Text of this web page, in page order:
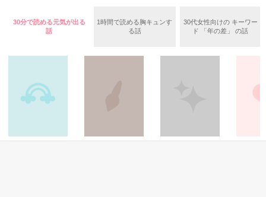
透き通るほど白い肌と華奢の手足
ギル・レイヴン公爵
サラサラとした綺麗な黒髪に綺麗な青色の瞳
表では甘いマスクを被る彼の裏は……
２０２５.０２.１５　書籍発売中です！
○●○●○●○●○●○●○●○●
ク・ノル・シュバリタイアの声が響く。
その隣にはフランソワーズの義理の妹、マドレーヌが立ってい
た。
った。
30分で読める元気が出る
話
1時間で読める胸キュンす
る話
30代女性向けの キーワー
ド 「年の差」 の話